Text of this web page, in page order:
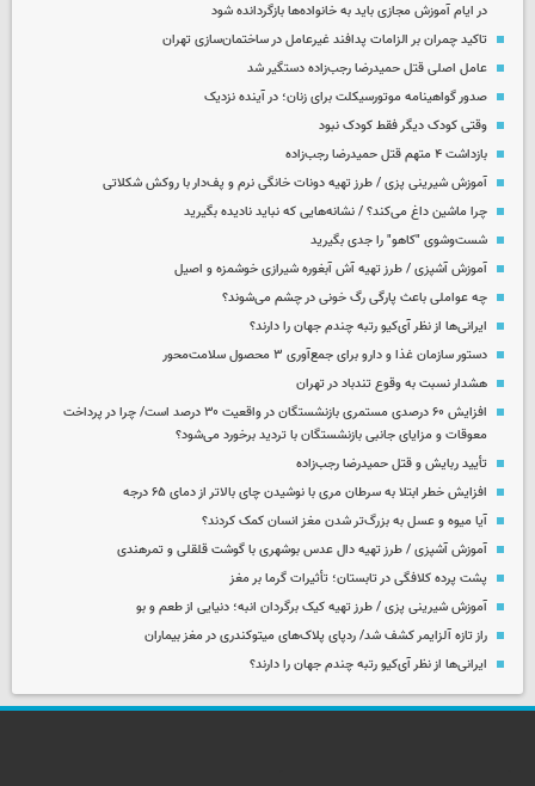
در ایام آموزش مجازی باید به خانواده‌ها بازگردانده شود
تاکید چمران بر الزامات پدافند غیرعامل در ساختمان‌سازی تهران
عامل اصلی قتل حمیدرضا رجب‌زاده دستگیر شد
صدور گواهینامه موتورسیکلت برای زنان؛ در آینده نزدیک
وقتی کودک دیگر فقط کودک نبود
بازداشت ۴ متهم قتل حمیدرضا رجب‌زاده
آموزش شیرینی پزی / طرز تهیه دونات خانگی نرم و پف‌دار با روکش شکلاتی
چرا ماشین داغ می‌کند؟ / نشانه‌هایی که نباید نادیده بگیرید
شست‌وشوی "کاهو" را جدی بگیرید
آموزش آشپزی / طرز تهیه آش آبغوره شیرازی خوشمزه و اصیل
چه عواملی باعث پارگی رگ خونی در چشم می‌شوند؟
ایرانی‌ها از نظر آی‌کیو رتبه چندم جهان را دارند؟
دستور سازمان غذا و دارو برای جمع‌آوری ۳ محصول سلامت‌محور
هشدار نسبت به وقوع تندباد در تهران
افزایش ۶۰ درصدی مستمری‌ بازنشستگان در واقعیت ۳۰ درصد است/ چرا در پرداخت
معوقات و مزایای جانبی بازنشستگان با تردید برخورد می‌شود؟
تأیید ربایش و قتل حمیدرضا رجب‌زاده
افزایش خطر ابتلا به سرطان مری با نوشیدن چای بالاتر از دمای ۶۵ درجه
آیا میوه و عسل به بزرگ‌تر شدن مغز انسان کمک کردند؟
آموزش آشپزی / طرز تهیه دال عدس بوشهری با گوشت قلقلی و تمرهندی
پشت پرده کلافگی در تابستان؛ تأثیرات گرما بر مغز
آموزش شیرینی پزی / طرز تهیه کیک برگردان انبه؛ دنیایی از طعم و بو
راز تازه آلزایمر کشف شد/ ردپای پلاک‌های میتوکندری در مغز بیماران
ایرانی‌ها از نظر آی‌کیو رتبه چندم جهان را دارند؟